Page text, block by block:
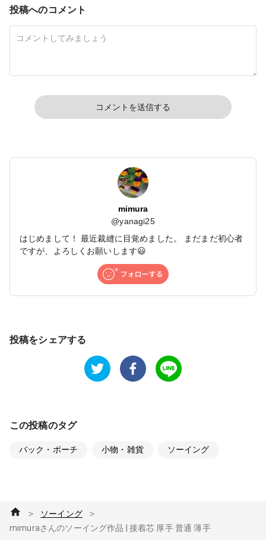
投稿へのコメント
コメントを送信する
mimura
@yanagi25
はじめまして！ 最近裁縫に目覚めました。 まだまだ初心者
ですが、よろしくお願いします😃
投稿をシェアする
この投稿のタグ
バック・ポーチ 小物・雑貨 ソーイング
＞ ソーイング ＞
mimuraさんのソーイング作品 | 接着芯 厚手 普通 薄手